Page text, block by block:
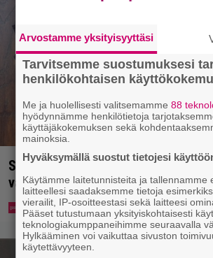
Syötkö perunoita näin? Tutkijat
vakavaan kansansairauteen
Arvostamme yksityisyyttäsi
Tarvitsemme suostumuksesi
henkilökohtaisen
Me ja huolellisesti valitsemamme88
hyödynnämme henkilötietoja
käyttäjäkokemuksen sekä
mainoksia.
Hyväksymällä suostut tietojesi
Käytämme laitetunnisteita ja tallennamme
laitteellesi saadaksemme tietoja
vierailit, IP-osoitteestasi sekä laitteesi
Pääset tutustumaan yksityiskohtaisesti
teknologiakumppaneihimme seuraavalla
Hylkääminen voi vaikuttaa sivuston
käytettävyyteen.